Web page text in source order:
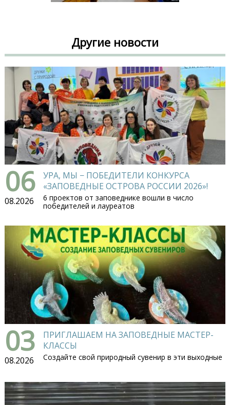
Другие новости
06
08.2026
УРА, МЫ − ПОБЕДИТЕЛИ КОНКУРСА
«ЗАПОВЕДНЫЕ ОСТРОВА РОССИИ 2026»!
6 проектов от заповеднике вошли в число
победителей и лауреатов
03
08.2026
ПРИГЛАШАЕМ НА ЗАПОВЕДНЫЕ МАСТЕР-
КЛАССЫ
Создайте свой природный сувенир в эти выходные